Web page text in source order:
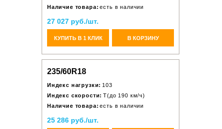
Наличие товара: есть в наличии
27 027 руб./шт.
КУПИТЬ В 1 КЛИК В КОРЗИНУ
235/60R18
Индекс нагрузки: 103
Индекс скорости: T(до 190 км/ч)
Наличие товара: есть в наличии
25 286 руб./шт.